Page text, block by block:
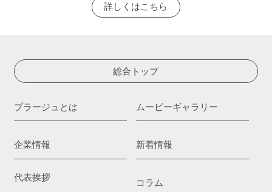
詳しくはこちら
総合トップ
プラージュとは
企業情報
代表挨拶
ムービーギャラリー
新着情報
コラム